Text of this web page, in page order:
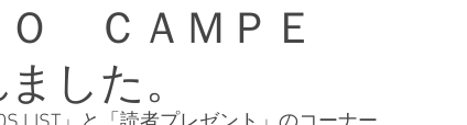
Ｏ ＣＡＭＰＥ
した。